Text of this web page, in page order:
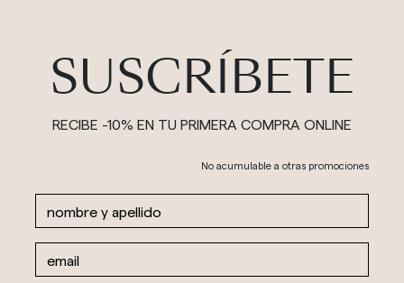
SUSCRÍBETE
RECIBE -10% EN TU PRIMERA COMPRA ONLINE
No acumulable a otras promociones